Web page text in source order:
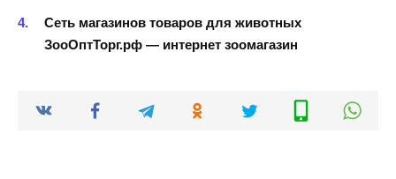
Сеть магазинов товаров для животных
ЗооОптТорг.рф — интернет зоомагазин